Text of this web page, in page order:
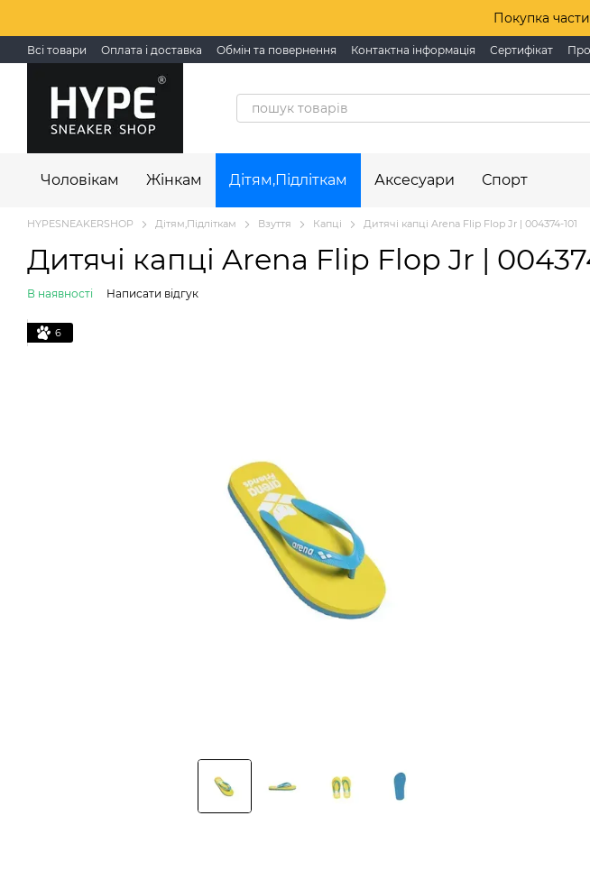
Покупка
Всі товари Оплата і доставка Обмін та повернення Контактна інформація Сертифікат
Чоловікам Жінкам Дітям,Підліткам Аксесуари Спорт
HYPESNEAKERSHOP Дітям,Підліткам Взуття Капці Дитячі капці Arena Flip Flop Jr | 004374-101
Дитячі капці Arena Flip Flop Jr |
В наявності Написати відгук
6